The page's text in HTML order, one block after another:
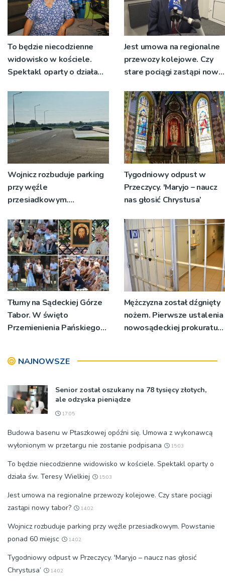
To będzie niecodzienne
widowisko w kościele.
Spektakl oparty o działa
Jest umowa na regionalne
przewozy kolejowe. Czy
stare pociągi zastąpi nowy
Wojnicz rozbuduje parking
przy węźle
przesiadkowym.
miejsc
Tygodniowy odpust w
Przeczycy. 'Maryjo – naucz
nas głosić Chrystusa’
Tłumy na Sądeckiej Górze
Tabor. W święto
Przemienienia Pańskiego
[ZDJĘCIA]
Mężczyzna został dźgnięty
nożem. Pierwsze ustalenia
nowosądeckiej prokuratury
NAJNOWSZE
Senior został oszukany na 78 tysięcy złotych,
ale odzyska pieniądze
17:05
Budowa basenu w Ptaszkowej opóźni się. Umowa z wykonawcą
wyłonionym w przetargu nie zostanie podpisana
15:03
To będzie niecodzienne widowisko w kościele. Spektakl oparty o
działa św. Teresy Wielkiej
15:03
Jest umowa na regionalne przewozy kolejowe. Czy stare pociągi
zastąpi nowy tabor?
14:02
Wojnicz rozbuduje parking przy węźle przesiadkowym. Powstanie
ponad 60 miejsc
14:02
Tygodniowy odpust w Przeczycy. 'Maryjo – naucz nas głosić
Chrystusa’
14:02